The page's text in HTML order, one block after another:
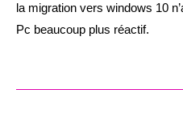
la migration vers windows 10
Pc beaucoup plus réactif.